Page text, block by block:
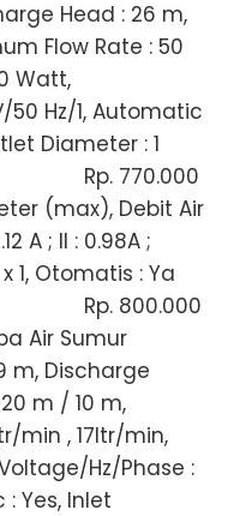
Head : 26 m,
Flow Rate : 50
Watt,
50 Hz/1, Automatic
Diameter : 1
Rp. 770.000
(max), Debit Air
A ; II : 0.98A ;
1, Otomatis : Ya
Rp. 800.000
Air Sumur
m, Discharge
m / 10 m,
min , 17ltr/min,
Hz/Phase :
Yes, Inlet